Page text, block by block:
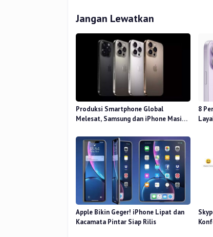
Jangan Lewatkan
Produksi Smartphone Global
Melesat, Samsung dan iPhone Masih
8
Apple Bikin Geger! iPhone Lipat dan
Kacamata Pintar Siap Rilis